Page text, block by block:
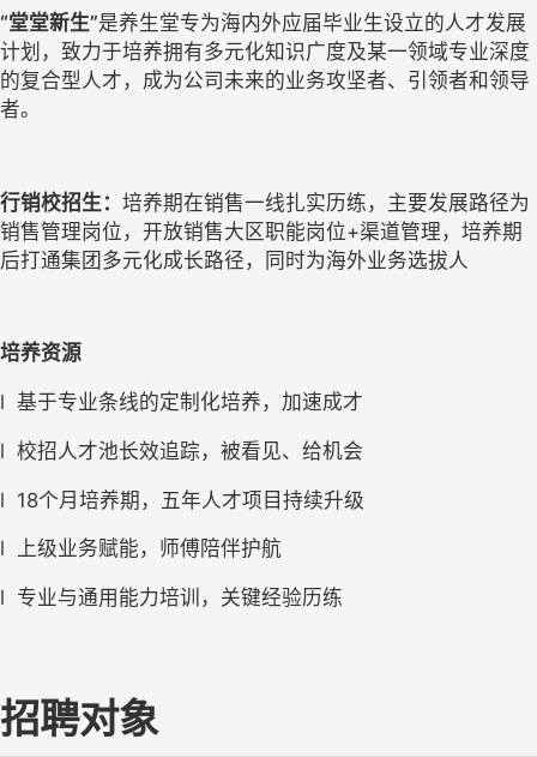
“堂堂新生”是养生堂专为海内外应届毕业生设立的人才发展
计划，致力于培养拥有多元化知识广度及某一领域专业深度
的复合型人才，成为公司未来的业务攻坚者、引领者和领导
者。
行销校招生： 培养期在销售一线扎实历练，主要发展路径为
销售管理岗位，开放销售大区职能岗位+渠道管理，培养期
后打通集团多元化成长路径，同时为海外业务选拔人
培养资源
l 基于专业条线的定制化培养，加速成才
l 校招人才池长效追踪，被看见、给机会
l 18个月培养期，五年人才项目持续升级
l 上级业务赋能，师傅陪伴护航
l 专业与通用能力培训，关键经验历练
招聘对象